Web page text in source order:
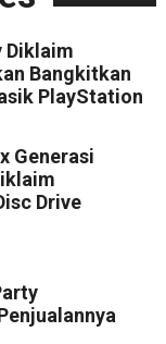
Diklaim
Bangkitkan
PlayStation
Generasi
Drive